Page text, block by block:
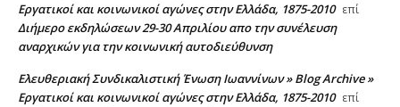
Εργατικοί και κοινωνικοί αγώνες στην Ελλάδα, 1875-2010 επί
Διήμερο εκδηλώσεων 29-30 Απριλίου απο την συνέλευση
αναρχικών για την κοινωνική αυτοδιεύθυνση
Ελευθεριακή Συνδικαλιστική Ένωση Ιωαννίνων » Blog Archive »
Εργατικοί και κοινωνικοί αγώνες στην Ελλάδα, 1875-2010 επί